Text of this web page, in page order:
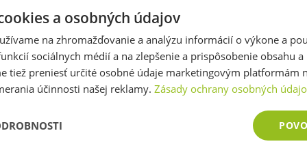
si nevybrali? Doporučujeme Vám podobné
a osobných údajov
na zhromažďovanie a analýzu informácií o výkone a
sociálnych médií a na zlepšenie a prispôsobenie obsahu a
tiež preniesť určité osobné údaje marketingovým platformám
účinnosti našej reklamy. Zásady ochrany osobných